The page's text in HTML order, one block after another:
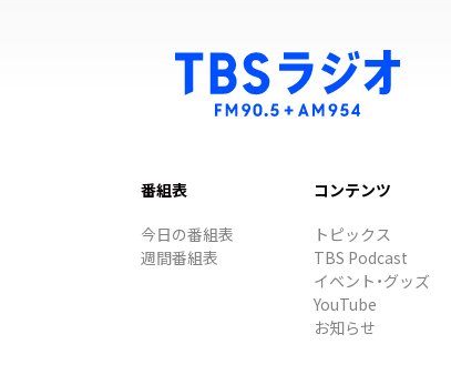
番組表
今日の番組表
週間番組表
コンテンツ
トピックス
TBS Podcast
イベント・グッズ
YouTube
お知らせ